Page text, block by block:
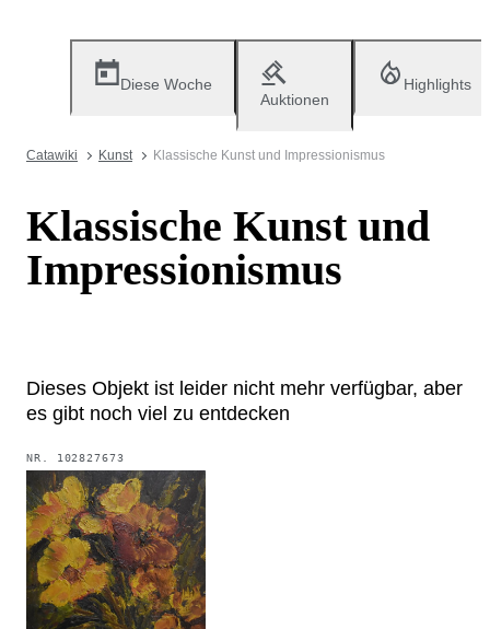
Diese Woche
Auktionen
Highlights
Catawiki Kunst Klassische Kunst und Impressionismus
Klassische Kunst und
Impressionismus
Dieses Objekt ist leider nicht mehr verfügbar, aber
es gibt noch viel zu entdecken
NR. 102827673